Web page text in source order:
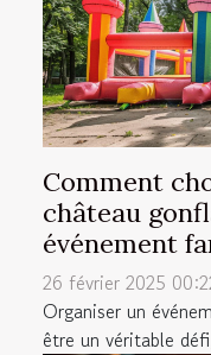
Comment
château
événement
26 février 2025
Organiser un
être un véritable